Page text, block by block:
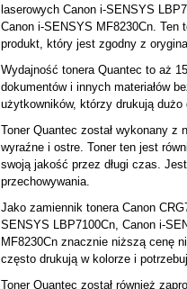
laserowych Canon i-SENSYS
Canon i-SENSYS MF8230Cn. Ten
produkt, który jest zgodny z
Wydajność tonera Quantec to aż
dokumentów i innych materiałów
użytkowników, którzy drukują
Toner Quantec został wykonany z
wyraźne i ostre. Toner ten jest
swoją jakość przez długi czas.
przechowywania.
Jako zamiennik tonera Canon
SENSYS LBP7100Cn, Canon i-
MF8230Cn znacznie niższą cenę
często drukują w kolorze i
Toner Quantec został również